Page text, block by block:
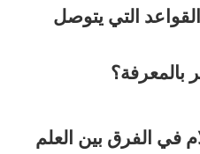
التي يتوصل
بالمعرفة؟
في الفرق بين العلم